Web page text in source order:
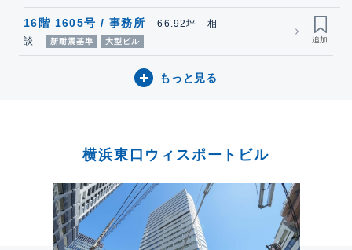
16階 1605号 / 事務所66.92坪 相
談
新耐震基準 大型ビル
もっと見る
横浜東口ウィスポートビル